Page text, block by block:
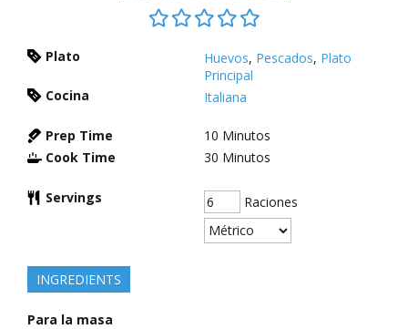
Plato Huevos, Pescados, Plato
Principal
Cocina
Italiana
Prep Time 10 Minutos
Cook Time
30 Minutos
Servings Raciones
INGREDIENTS
Para la masa